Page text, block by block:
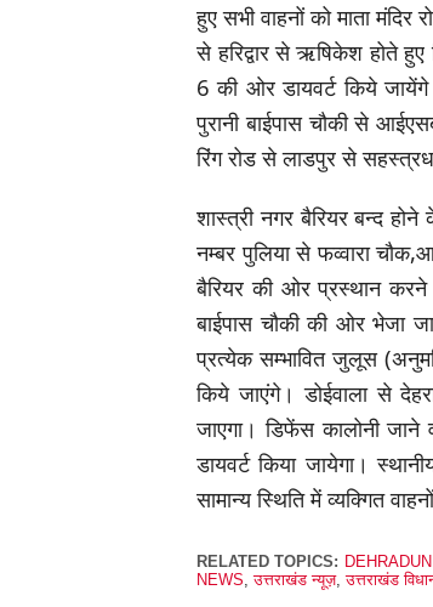
हुए सभी वाहनों को माता मंदिर
से हरिद्वार से ऋषिकेश होते
6 की ओर डायवर्ट किये
पुरानी बाईपास चौकी से
रिंग रोड से लाडपुर से
शास्त्री नगर बैरियर बन्द
नम्बर पुलिया से फव्वारा
बैरियर की ओर प्रस्थान करने
बाईपास चौकी की ओर भेजा
प्रत्येक सम्भावित जुलूस
किये जाएंगे। डोईवाला से
जाएगा। डिफेंस कालोनी जाने
डायवर्ट किया जायेगा।
सामान्य स्थिति में व्यक्गित
RELATED TOPICS:
NEWS,उत्तराखंड न्यूज़,उत्तराखंड